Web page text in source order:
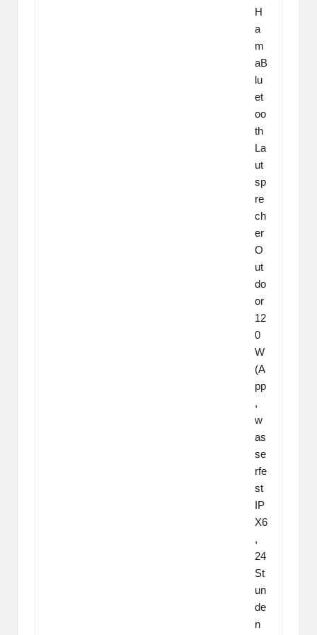
H
a
m
aB
lu
et
oo
th
La
ut
sp
re
ch
er
O
ut
do
or
12
0
W
(A
pp
,
w
as
se
rfe
st
IP
X6
,
24
St
un
de
n